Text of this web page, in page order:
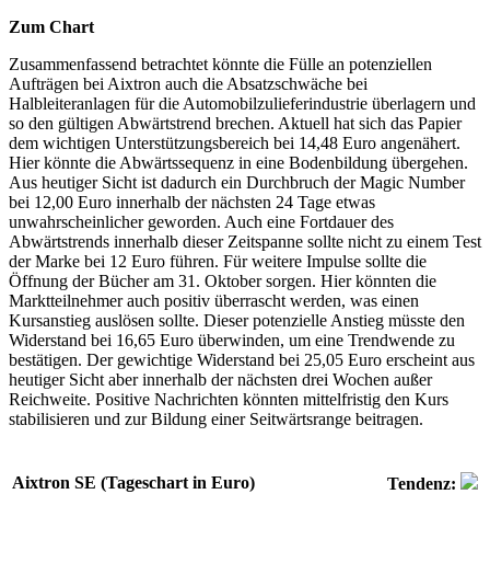
Zum Chart
Zusammenfassend betrachtet könnte die Fülle an potenziellen
Aufträgen bei Aixtron auch die Absatzschwäche bei
Halbleiteranlagen für die Automobilzulieferindustrie überlagern und
so den gültigen Abwärtstrend brechen. Aktuell hat sich das Papier
dem wichtigen Unterstützungsbereich bei 14,48 Euro angenähert.
Hier könnte die Abwärtssequenz in eine Bodenbildung übergehen.
Aus heutiger Sicht ist dadurch ein Durchbruch der Magic Number
bei 12,00 Euro innerhalb der nächsten 24 Tage etwas
unwahrscheinlicher geworden. Auch eine Fortdauer des
Abwärtstrends innerhalb dieser Zeitspanne sollte nicht zu einem Test
der Marke bei 12 Euro führen. Für weitere Impulse sollte die
Öffnung der Bücher am 31. Oktober sorgen. Hier könnten die
Marktteilnehmer auch positiv überrascht werden, was einen
Kursanstieg auslösen sollte. Dieser potenzielle Anstieg müsste den
Widerstand bei 16,65 Euro überwinden, um eine Trendwende zu
bestätigen. Der gewichtige Widerstand bei 25,05 Euro erscheint aus
heutiger Sicht aber innerhalb der nächsten drei Wochen außer
Reichweite. Positive Nachrichten könnten mittelfristig den Kurs
stabilisieren und zur Bildung einer Seitwärtsrange beitragen.
Aixtron SE (Tageschart in Euro) Tendenz: